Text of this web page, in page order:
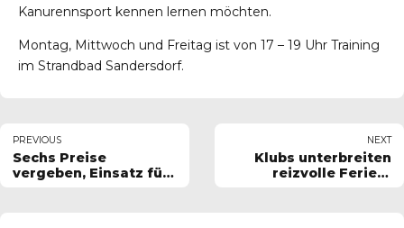
Kanurennsport kennen lernen möchten.
Montag, Mittwoch und Freitag ist von 17 – 19 Uhr Training
im Strandbad Sandersdorf.
PREVIOUS
Sechs Preise
vergeben, Einsatz für
NEXT
Klubs unterbreiten
reizvolle Ferien-